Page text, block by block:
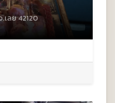
เลย 42120